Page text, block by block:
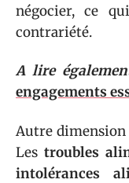
négocier, ce
contrariété.
A lire
engagements
Autre dimension
Les troubles
intolérances